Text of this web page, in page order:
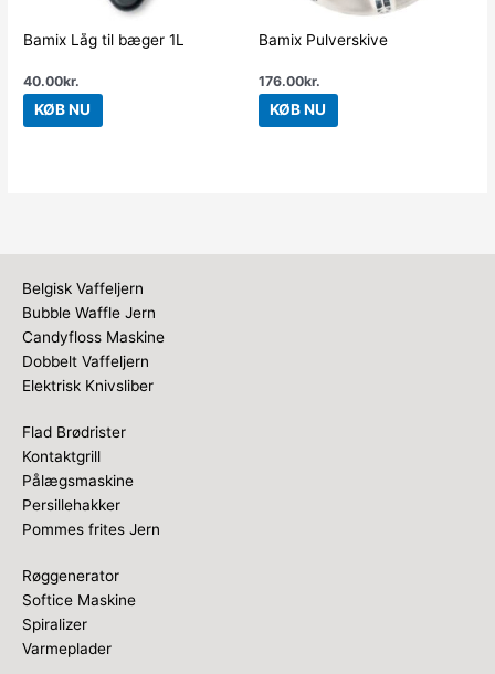
Bamix Låg til bæger 1L
40.00kr.
KØB NU
Bamix Pulverskive
176.00kr.
KØB NU
Belgisk Vaffeljern
Bubble Waffle Jern
Candyfloss Maskine
Dobbelt Vaffeljern
Elektrisk Knivsliber
Flad Brødrister
Kontaktgrill
Pålægsmaskine
Persillehakker
Pommes frites Jern
Røggenerator
Softice Maskine
Spiralizer
Varmeplader